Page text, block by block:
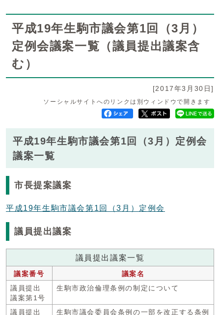
平成19年生駒市議会第1回（3月）
定例会議案一覧（議員提出議案含
む）
[2017年3月30日]
ソーシャルサイトへのリンクは別ウィンドウで開きます
平成19年生駒市議会第1回（3月）定例会
議案一覧
市長提案議案
平成19年生駒市議会第1回（3月）定例会
議員提出議案
議員提出議案一覧
議案番号
議案名
議員提出
議案第1号
生駒市政治倫理条例の制定について
議員提出
生駒市議会委員会条例の一部を改正する条例